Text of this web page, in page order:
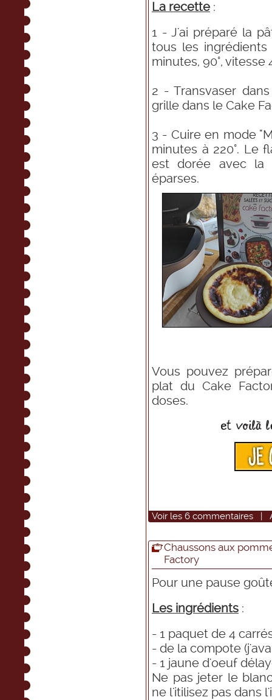
La recette :
1 - J'ai préparé la
tous les
minutes, 90°, vitesse
2 - Transvaser
grille dans le Cake
3 - Cuire en mode
minutes à 220°. Le
est dorée avec la
éparses.
Vous pouvez
plat du Cake
doses.
Voir les 6 commentaires |
Chaussons aux
Factory
Pour une pause
Les ingrédients :
- 1 paquet de 4
- de la compote
- 1 jaune d'oeuf
Ne pas jeter le
ne l'itilisez pas dans